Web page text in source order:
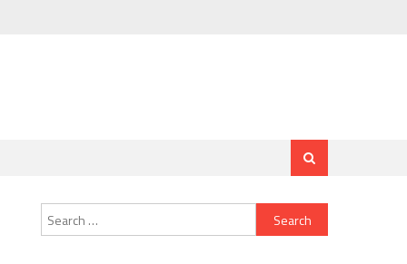
Search
for: